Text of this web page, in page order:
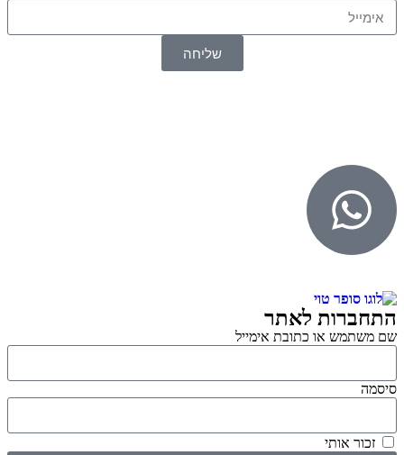
שליחה
התחברות לאתר
שם משתמש או כתובת אימייל
סיסמה
זכור אותי